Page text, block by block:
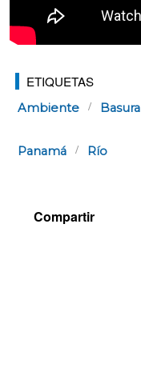
ETIQUETAS
Ambiente Basura
Panamá Río